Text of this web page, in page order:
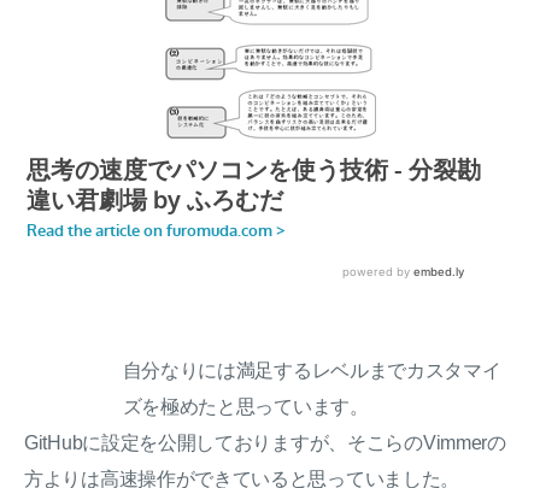
自分なりには満足するレベルまでカスタマイ
ズを極めたと思っています。
GitHubに設定を公開しておりますが、そこらのVimmerの
方よりは高速操作ができていると思っていました。